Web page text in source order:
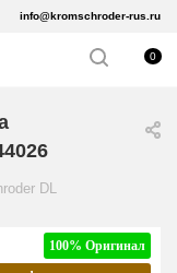
info@kromschroder-rus.ru
0
DL
100% Оригинал